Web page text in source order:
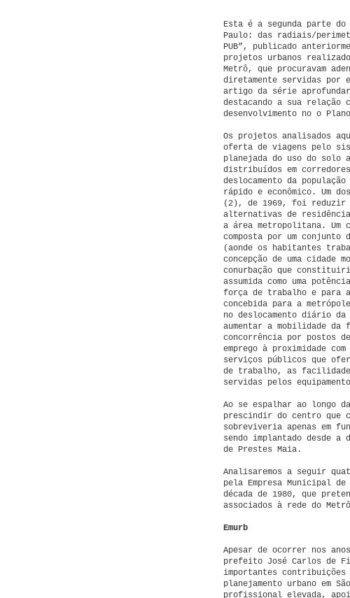
Esta é a segunda parte do
Paulo: das radiais/
PUB”, publicado
projetos urbanos
Metrô, que procuravam
diretamente servidas por
artigo da série
destacando a sua
desenvolvimento no o
Os projetos analisados
oferta de viagens pelo
planejada do uso do solo
distribuídos em
deslocamento da
rápido e econômico. Um
(2), de 1969, foi reduzir
alternativas de
a área metropolitana.
composta por um conjunto
(aonde os habitantes
concepção de uma cidade
conurbação que
assumida como uma
força de trabalho e para
concebida para a
no deslocamento diário da
aumentar a mobilidade
concorrência por postos
emprego à proximidade
serviços públicos que
de trabalho, as
servidas pelos
Ao se espalhar ao longo
prescindir do centro que
sobreviveria apenas em
sendo implantado desde a
de Prestes Maia.
Analisaremos a seguir
pela Empresa Municipal
década de 1980, que
associados à rede do
Emurb
Apesar de ocorrer nos
prefeito José Carlos de
importantes
planejamento urbano em
profissional elevada,